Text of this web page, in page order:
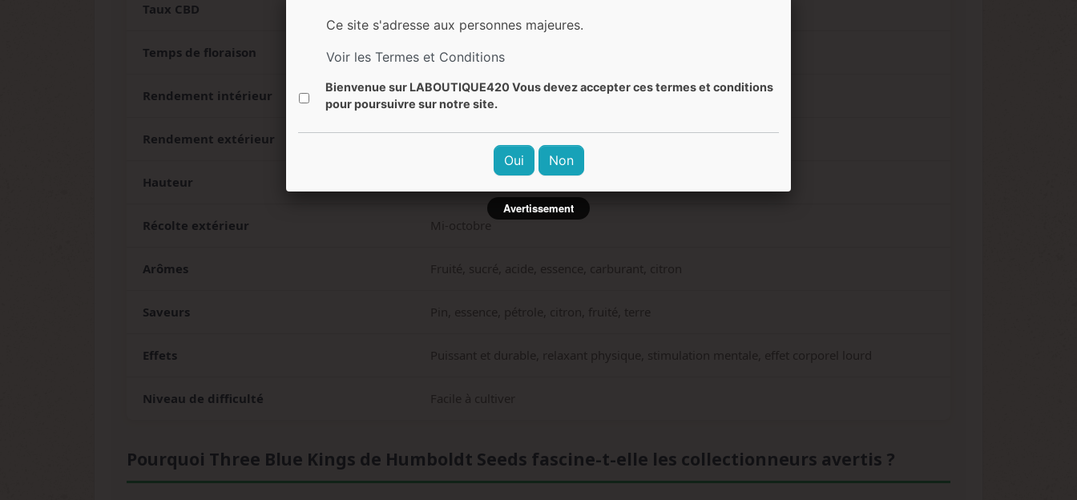
Taux CBD
Temps de floraison 9-10 semaines (63-70 jours)
Rendement intérieur 450-600 g/m²
Rendement extérieur
Hauteur
Récolte extérieur Mi-octobre
Arômes Fruité, sucré, acide, essence, carburant, citron
Saveurs Pin, essence, pétrole, citron, fruité, terre
Effets Puissant et durable, relaxant physique, stimulation mentale, effet corporel lourd
Niveau de difficulté Facile à cultiver
Pourquoi Three Blue Kings de Humboldt Seeds fascine-t-elle les collectionneurs avertis ?
Ce site s'adresse aux personnes majeures.
Voir les Termes et Conditions
Bienvenue sur LABOUTIQUE420 Vous devez accepter ces termes et conditions
pour poursuivre sur notre site.
Oui Non
Avertissement